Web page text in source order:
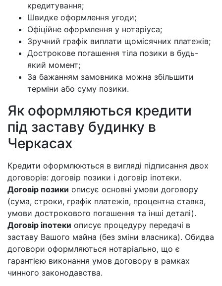
кредитування;
Швидке оформлення угоди;
Офіційне оформлення у нотаріуса;
Зручний графік виплати щомісячних платежів;
Дострокове погашення тіла позики в будь-
який момент;
За бажанням замовника можна збільшити
терміни або суму позики.
Як оформляються кредити
під заставу будинку в
Черкасах
Кредити оформлюються в вигляді підписання двох
договорів: договір позики і договір іпотеки.
Договір позики описує основні умови договору
(сума, строки, графік платежів, процентна ставка,
умови дострокового погашення та інші деталі).
Договір іпотеки описує процедуру передачі в
заставу Вашого майна (без зміни власника). Обидва
договори оформляються нотаріально, що є
гарантією виконання умов договору в рамках
чинного законодавства.